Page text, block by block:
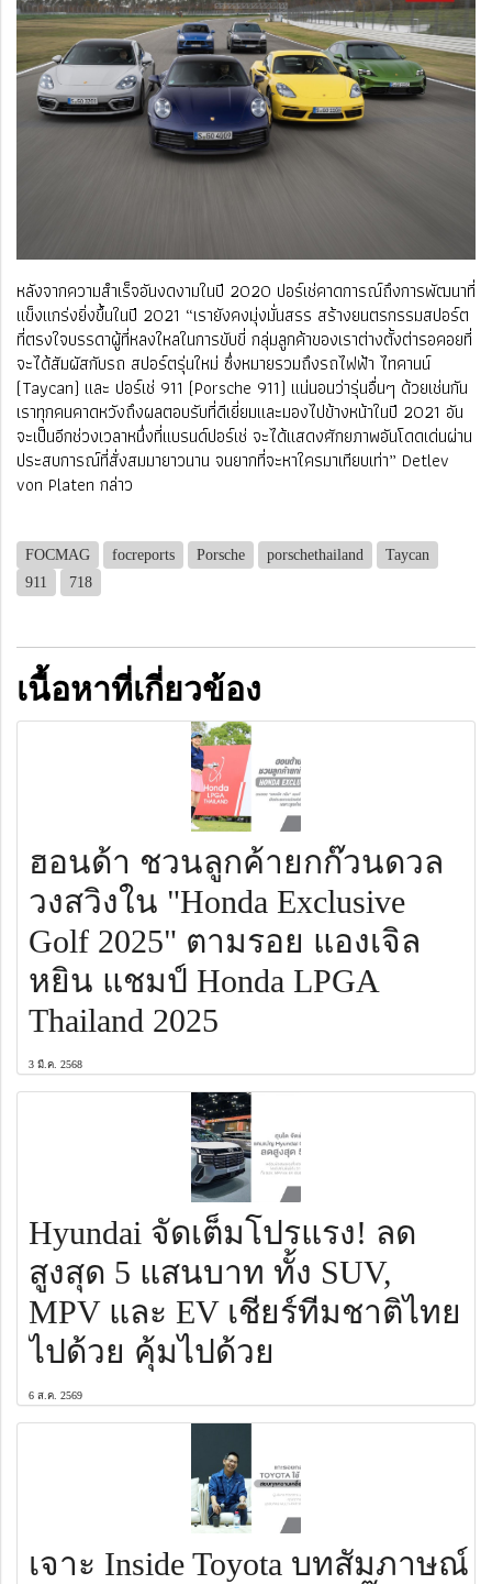
หลังจากความสำเร็จอันงดงามในปี 2020 ปอร์เช่คาดการณ์ถึงการพัฒนาที่
แข็งแกร่งยิ่งขึ้นในปี 2021 “เรายังคงมุ่งมั่นสรร สร้างยนตรกรรมสปอร์ต
ที่ตรงใจบรรดาผู้ที่หลงใหลในการขับขี่ กลุ่มลูกค้าของเราต่างตั้งต่ารอคอยที่
จะได้สัมผัสกับรถ สปอร์ตรุ่นใหม่ ซึ่งหมายรวมถึงรถไฟฟ้า ไทคานน์
(Taycan) และ ปอร์เช่ 911 (Porsche 911) แน่นอนว่ารุ่นอื่นๆ ด้วยเช่นกัน
เราทุกคนคาดหวังถึงผลตอบรับที่ดีเยี่ยมและมองไปข้างหน้าในปี 2021 อัน
จะเป็นอีกช่วงเวลาหนึ่งที่แบรนด์ปอร์เช่ จะได้แสดงศักยภาพอันโดดเด่นผ่าน
ประสบการณ์ที่สั่งสมมายาวนาน จนยากที่จะหาใครมาเทียบเท่า” Detlev
von Platen กล่าว
FOCMAG focreports Porsche porschethailand
Taycan
911
718
เนื้อหาที่เกี่ยวข้อง
ฮอนด้า ชวนลูกค้ายกก๊วนดวล
วงสวิงใน "Honda Exclusive
Golf 2025" ตามรอย แองเจิล
หยิน แชมป์ Honda LPGA
Thailand 2025
3 มี.ค. 2568
Hyundai จัดเต็มโปรแรง! ลด
สูงสุด 5 แสนบาท ทั้ง SUV,
MPV และ EV เชียร์ทีมชาติไทย
ไปด้วย คุ้มไปด้วย
6 ส.ค. 2569
เจาะ Inside Toyota บทสัมภาษณ์